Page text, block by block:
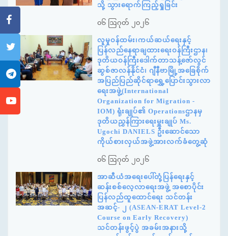
သို့ သွားရောက်ကြည့်ရှုခြင်း
၀၆ ဩဂုတ် ၂၀၂၆
လူမှုဝန်ထမ်း၊ကယ်ဆယ်ရေးနှင့်
ပြန်လည်နေရာချထားရေးဝန်ကြီးဌာန၊
ဒုတိယဝန်ကြီးဒေါက်တာသန့်ဇော်လွင်
ဆွစ်ဇာလန်နိုင်ငံ၊ ဂျီနီဗာမြို့အခြေစိုက်
အပြည်ပြည်ဆိုင်ရာရွှေ့ပြောင်းသွားလာ
ရေးအဖွဲ့(International
Organization for Migration -
IOM) ရုံးချုပ်၏ Operationsဌာနမှ
ဒုတိယညွှန်ကြားရေးမှူးချုပ် Ms.
Ugochi DANIELS ဦးဆောင်သော
ကိုယ်စားလှယ်အဖွဲ့အားလက်ခံတွေ့ဆုံ
၀၆ ဩဂုတ် ၂၀၂၆
အာဆီယံအရေးပေါ်တုံ့ပြန်ရေးနှင့်
ဆန်းစစ်လေ့လာရေးအဖွဲ့ အစောပိုင်း
ပြန်လည်ထူထောင်ရေး သင်တန်း
အဆင့်- ၂ (ASEAN-ERAT Level-2
Course on Early Recovery)
သင်တန်းဖွင့်ပွဲ အခမ်းအနားသို့